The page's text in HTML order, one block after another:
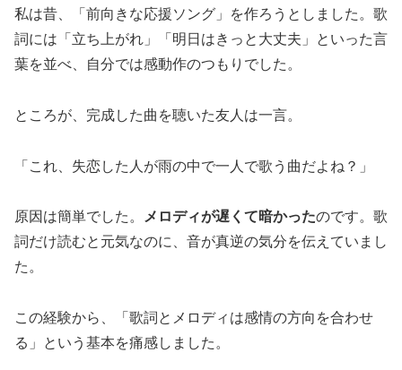
私は昔、「前向きな応援ソング」を作ろうとしました。歌
詞には「立ち上がれ」「明日はきっと大丈夫」といった言
葉を並べ、自分では感動作のつもりでした。
ところが、完成した曲を聴いた友人は一言。
「これ、失恋した人が雨の中で一人で歌う曲だよね？」
原因は簡単でした。 メロディが遅くて暗かったのです。歌
詞だけ読むと元気なのに、音が真逆の気分を伝えていまし
た。
この経験から、「歌詞とメロディは感情の方向を合わせ
る」という基本を痛感しました。